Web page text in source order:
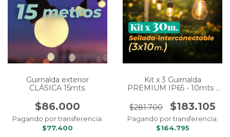
Guirnalda exterior
CLÁSICA 15mts.
$86.000
Pagando por transferencia:
$77.400
Kit x 3 Guirnalda
PREMIUM IP65 - 10mts -
$281.700
$183.105
Pagando por transferencia:
$164.795